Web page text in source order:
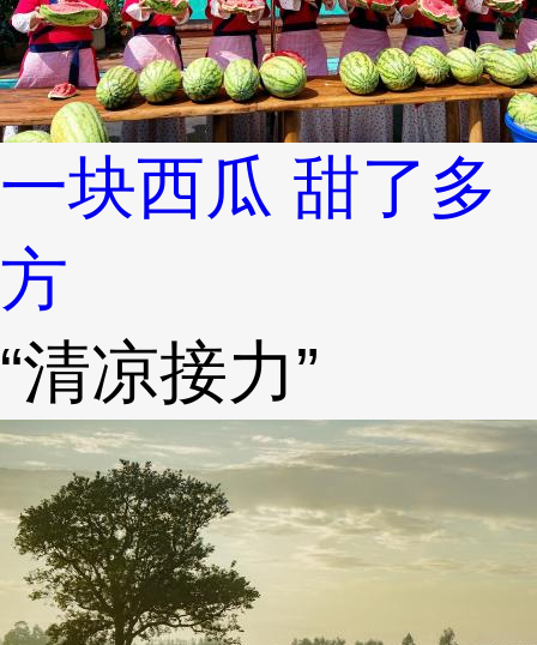
一块西瓜 甜了多
方
“清凉接力”